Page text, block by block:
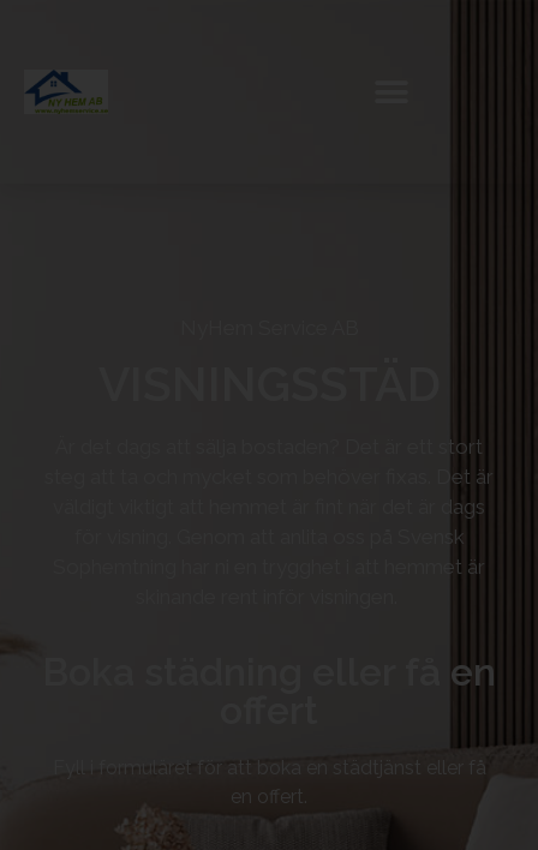
Är det dags att sälja bostaden? Det är ett stort
steg att ta och mycket som behöver fixas. Det är
väldigt viktigt att hemmet är fint när det är dags
för visning. Genom att anlita oss på Svensk
Sophemtning har ni en trygghet i att hemmet är
Boka städning eller få en
Fyll i formuläret för att boka en städtjänst eller få
en offert.